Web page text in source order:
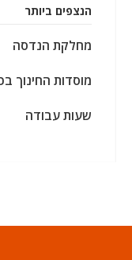
הנצפים ביותר
מחלקת הנדסה
מוסדות החינוך
שעות עבודה